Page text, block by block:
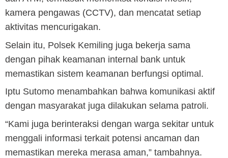
kamera pengawas (CCTV), dan mencatat setiap
aktivitas mencurigakan.
Selain itu, Polsek Kemiling juga bekerja sama
dengan pihak keamanan internal bank untuk
memastikan sistem keamanan berfungsi optimal.
Iptu Sutomo menambahkan bahwa komunikasi aktif
dengan masyarakat juga dilakukan selama patroli.
“Kami juga berinteraksi dengan warga sekitar untuk
menggali informasi terkait potensi ancaman dan
memastikan mereka merasa aman,” tambahnya.